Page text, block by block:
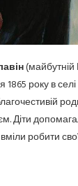
(майбутній
1865 року в
Діти
робити